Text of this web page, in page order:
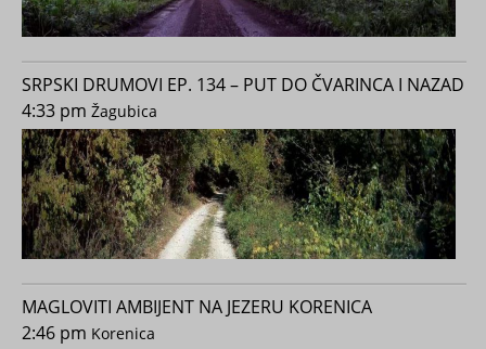
SRPSKI DRUMOVI EP. 134 – PUT DO ČVARINCA I NAZAD
4:33 pm Žagubica
MAGLOVITI AMBIJENT NA JEZERU KORENICA
2:46 pm Korenica